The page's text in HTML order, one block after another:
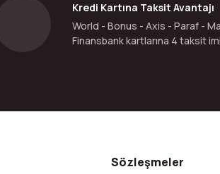
Kredi Kartına Taksit Avantajı
World - Bonus - Axis - Paraf -
Finansbank kartlarına 4 taksit
Sözleşmeler